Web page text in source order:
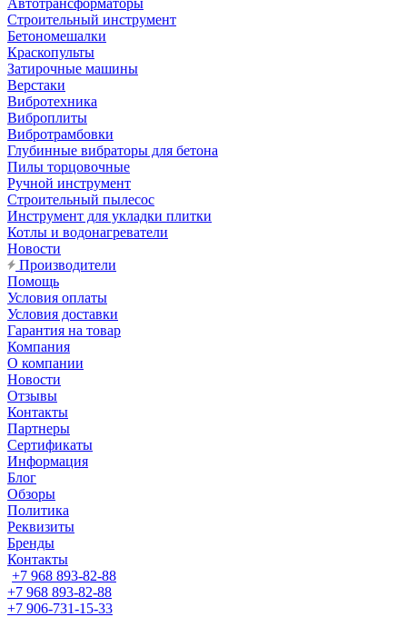
Автотрансформаторы
Строительный инструмент
Бетономешалки
Краскопульты
Затирочные машины
Верстаки
Вибротехника
Виброплиты
Вибротрамбовки
Глубинные вибраторы для бетона
Пилы торцовочные
Ручной инструмент
Строительный пылесос
Инструмент для укладки плитки
Котлы и водонагреватели
Новости
Производители
Помощь
Условия оплаты
Условия доставки
Гарантия на товар
Компания
О компании
Новости
Отзывы
Контакты
Партнеры
Сертификаты
Информация
Блог
Обзоры
Политика
Реквизиты
Бренды
Контакты
+7 968 893-82-88
+7 968 893-82-88
+7 906-731-15-33